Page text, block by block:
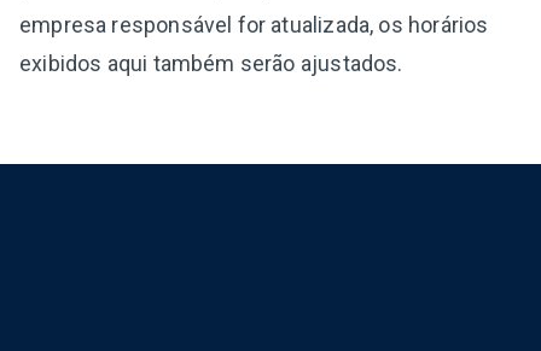
empresa responsável for atualizada, os horários
exibidos aqui também serão ajustados.